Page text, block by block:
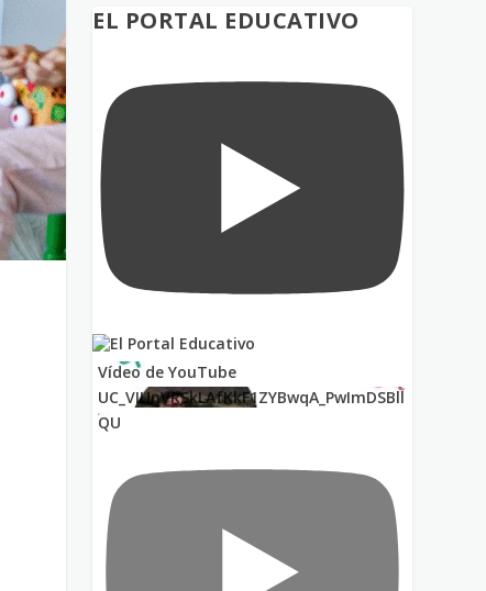
EL PORTAL EDUCATIVO
Vídeo de YouTube
UC_VIUnVRSkLAfKkF1ZYBwqA_PwImDSBll
QU